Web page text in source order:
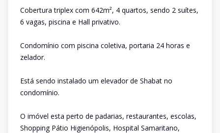
Cobertura triplex com 642m², 4 quartos, sendo 2 suítes,
6 vagas, piscina e Hall privativo.
Condomínio com piscina coletiva, portaria 24 horas e
zelador.
Está sendo instalado um elevador de Shabat no
condomínio.
O imóvel esta perto de padarias, restaurantes, escolas,
Shopping Pátio Higienópolis, Hospital Samaritano,